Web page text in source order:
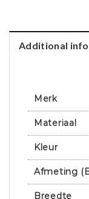
Additional
Merk
Materiaal
Kleur
Afmeting
Breedte